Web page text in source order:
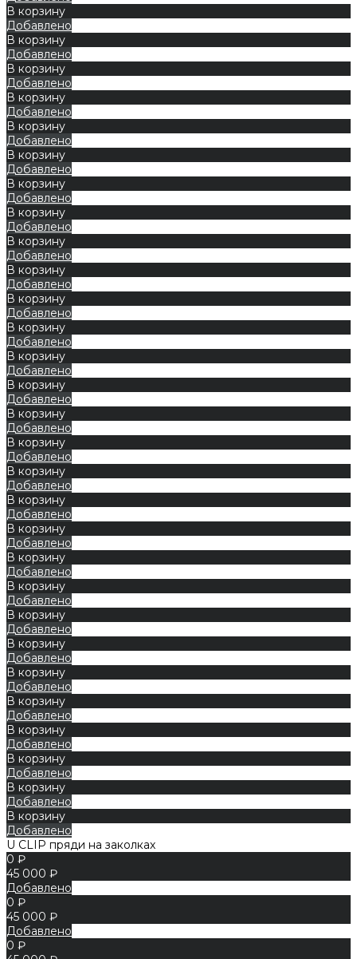
В корзину
Добавлено
В корзину
Добавлено
В корзину
Добавлено
В корзину
Добавлено
В корзину
Добавлено
В корзину
Добавлено
В корзину
Добавлено
В корзину
Добавлено
В корзину
Добавлено
В корзину
Добавлено
В корзину
Добавлено
В корзину
Добавлено
В корзину
Добавлено
В корзину
Добавлено
В корзину
Добавлено
В корзину
Добавлено
В корзину
Добавлено
В корзину
Добавлено
В корзину
Добавлено
В корзину
Добавлено
В корзину
Добавлено
В корзину
Добавлено
В корзину
Добавлено
В корзину
Добавлено
В корзину
Добавлено
В корзину
Добавлено
В корзину
Добавлено
В корзину
Добавлено
В корзину
Добавлено
U CLIP пряди на заколках
0 ₽
45 000 ₽
Добавлено
0 ₽
45 000 ₽
Добавлено
0 ₽